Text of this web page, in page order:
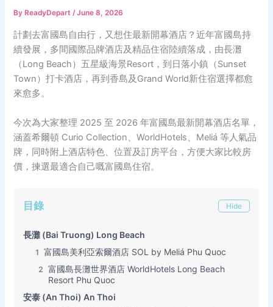
By ReadyDepart/June 8, 2026
計劃去富國島自由行，又想住最新開幕酒店？近年富國島持
續發展，多間國際品牌酒店及精品住宿陸續落成，由長灘
（Long Beach）五星級海景Resort，到日落小鎮（Sunset
Town）打卡酒店，再到香島及Grand World新住宿選擇都愈
來愈多。
今次為大家整理 2025 至 2026 年富國島最新開幕酒店名單，
涵蓋希爾頓 Curio Collection、WorldHotels、Meliá 等人氣品
牌，同時附上酒店特色、位置及訂房平台，方便大家比較房
價，揀選最適合自己嘅富國島住宿。
目錄 Hide
長灘 (Bai Truong) Long Beach
1 富國島美利亞索爾酒店 SOL by Meliá Phu Quoc
2
富國島長灘世界酒店 WorldHotels Long Beach
Resort Phu Quoc
安泰 (An Thoi) An Thoi